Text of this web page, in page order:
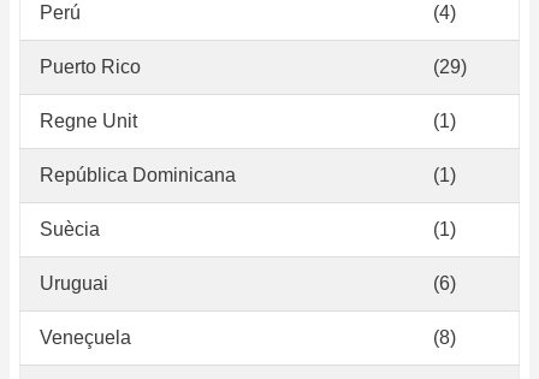
Perú (4)
Puerto Rico (29)
Regne Unit (1)
República Dominicana (1)
Suècia (1)
Uruguai (6)
Veneçuela (8)